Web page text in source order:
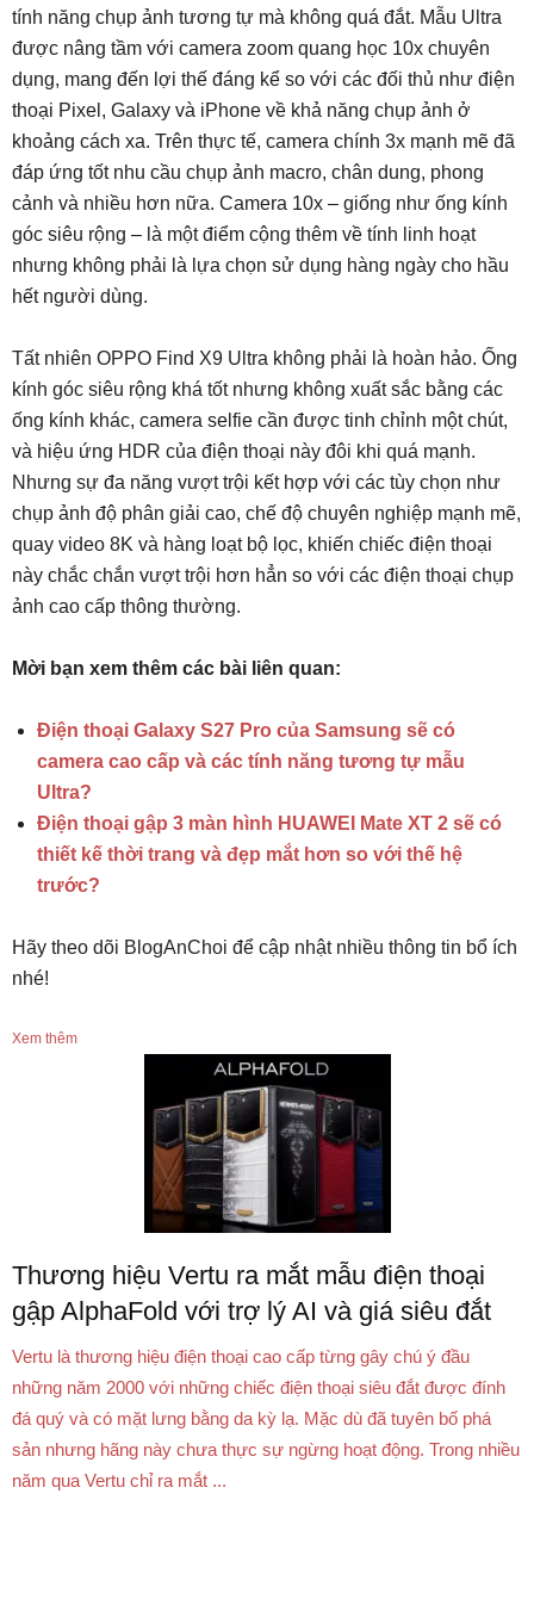
tính năng chụp ảnh tương tự mà không quá đắt. Mẫu Ultra
được nâng tầm với camera zoom quang học 10x chuyên
dụng, mang đến lợi thế đáng kể so với các đối thủ như điện
thoại Pixel, Galaxy và iPhone về khả năng chụp ảnh ở
khoảng cách xa. Trên thực tế, camera chính 3x mạnh mẽ đã
đáp ứng tốt nhu cầu chụp ảnh macro, chân dung, phong
cảnh và nhiều hơn nữa. Camera 10x – giống như ống kính
góc siêu rộng – là một điểm cộng thêm về tính linh hoạt
nhưng không phải là lựa chọn sử dụng hàng ngày cho hầu
hết người dùng.
Tất nhiên OPPO Find X9 Ultra không phải là hoàn hảo. Ống
kính góc siêu rộng khá tốt nhưng không xuất sắc bằng các
ống kính khác, camera selfie cần được tinh chỉnh một chút,
và hiệu ứng HDR của điện thoại này đôi khi quá mạnh.
Nhưng sự đa năng vượt trội kết hợp với các tùy chọn như
chụp ảnh độ phân giải cao, chế độ chuyên nghiệp mạnh mẽ,
quay video 8K và hàng loạt bộ lọc, khiến chiếc điện thoại
này chắc chắn vượt trội hơn hẳn so với các điện thoại chụp
ảnh cao cấp thông thường.
Mời bạn xem thêm các bài liên quan:
Điện thoại Galaxy S27 Pro của Samsung sẽ có
camera cao cấp và các tính năng tương tự mẫu
Ultra?
Điện thoại gập 3 màn hình HUAWEI Mate XT 2 sẽ có
thiết kế thời trang và đẹp mắt hơn so với thế hệ
trước?
Hãy theo dõi BlogAnChoi để cập nhật nhiều thông tin bổ ích
nhé!
Xem thêm
Thương hiệu Vertu ra mắt mẫu điện thoại
gập AlphaFold với trợ lý AI và giá siêu đắt
Vertu là thương hiệu điện thoại cao cấp từng gây chú ý đầu
những năm 2000 với những chiếc điện thoại siêu đắt được đính
đá quý và có mặt lưng bằng da kỳ lạ. Mặc dù đã tuyên bố phá
sản nhưng hãng này chưa thực sự ngừng hoạt động. Trong nhiều
năm qua Vertu chỉ ra mắt ...